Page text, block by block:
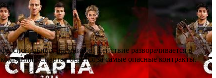
наёмников. Действие разворачивается в
«Спарта» берётся за самые опасные контракты.